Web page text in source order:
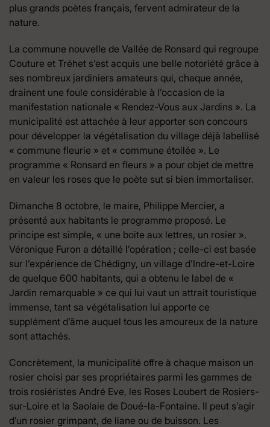
plus grands poètes français, fervent admirateur de la
nature.
La commune nouvelle de Vallée de Ronsard qui regroupe
Couture et Tréhet s’est acquis une belle notoriété grâce à
ses nombreux jardiniers amateurs qui, chaque année,
drainent une foule considérable à l’occasion de la
manifestation nationale « Rendez-Vous aux Jardins ». La
municipalité est attachée à leur apporter son concours
pour développer la végétalisation du village déjà labellisé
« commune fleurie » et « commune étoilée ». Le
programme « Ronsard en fleurs » a pour objet de mettre
en valeur les roses que le poète sut si bien immortaliser.
Dimanche 8 octobre, le maire, Philippe Mercier, a
présenté aux habitants le programme proposé. Le
principe est simple, « une boite aux lettres, un rosier ».
Véronique Furon a détaillé l’opération ; celle-ci est basée
sur l’expérience de Chédigny, un village d’Indre-et-Loire
de quelque 600 habitants, qui a obtenu le label de «
Jardin remarquable » ce qui lui vaut un attrait touristique
immense, tant sa végétalisation lui apporte ce
supplément d’âme auquel tous les amoureux de la nature
sont attachés.
Concrètement, la municipalité offre à chaque maison un
rosier choisi par ses propriétaires parmi les gammes de
trois rosiéristes André Eve, les Roses Loubert de Rosiers-
sur-Loire et la Saolaie de Doué-la-Fontaine. Il peut s’agir
d’un rosier grimpant, de liane ou de buisson. Les